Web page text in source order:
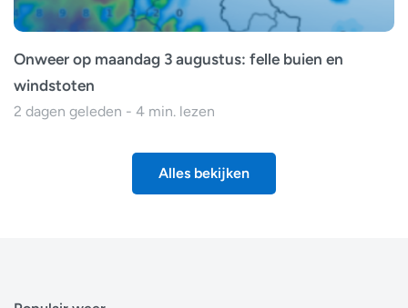
Onweer op maandag 3 augustus: felle buien en
windstoten
2 dagen geleden - 4 min. lezen
Alles bekijken